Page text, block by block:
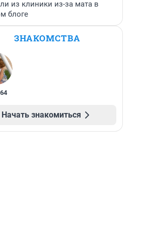
из клиники из-за мата в
блоге
ЗНАКОМСТВА
64
Начать знакомиться